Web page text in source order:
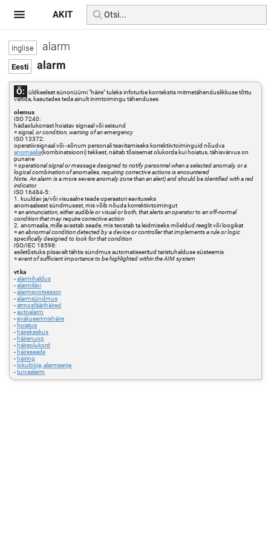
alarm
alarm
Õ:
üldkeelset sünonüümi "häire" tuleks infoturbe kontekstis mitmetähenduslikkuse tõttu
vältida, kasutades teda ainult inimtoimingu tähenduses
olemus
ISO 7240:
hädaolukorrast hoiatav signaal või seisund
=signal, or condition, warning of an emergency
ISO 13372:
operatiivsignaal või -sõnum personali teavitamiseks korrektiivtoiminguid nõudva
anomaalia(kombinatsiooni) tekkest, näitab tõsisemat olukorda kui hoiatus, tähisvärvus on
punane
=operational signal or message designed to notify personnel when a selected anomaly, or a
logical combination of anomalies, requiring corrective actions is encountered
Note. An alarm is a more severe anomaly zone than an alert) and should be identified with a red
indicator.
ISO 16484-5:
1. kuuldav ja/või visuaalne teade operaatori eavituseks
anomaalsest sündmusest, mis võib nõuda korrektiivtoimingut
=an annunciation, either audible or visual or both, that alerts an operator to an off-normal
condition that may require corrective action
2. anomaalia, mille avastab seade, mis teostab ta leidmiseks mõeldud reeglit või loogikat
=an abnormal condition detected by a device or controller that implements a rule or logic
specifically designed to look for that condition
ISO/IEC 18598:
esiletõstuks piisavalt tähtis sündmus automatiseeritud taristuhalduse süsteemis
=event of sufficient importance to be highlighted within the AIM system
vt ka
-alarmihaldus
-alarmilävi
-alarmiprotsessor
-alarmsündmus
-atmosfäärihäired
-autoalarm
-evakueerimishäire
- hoiatus
- häirekeskus
- häirenupp
- häireolukord
- häireseade
- häiring
- lokulööja, alarmeerija
-turvaalarm
AKIT